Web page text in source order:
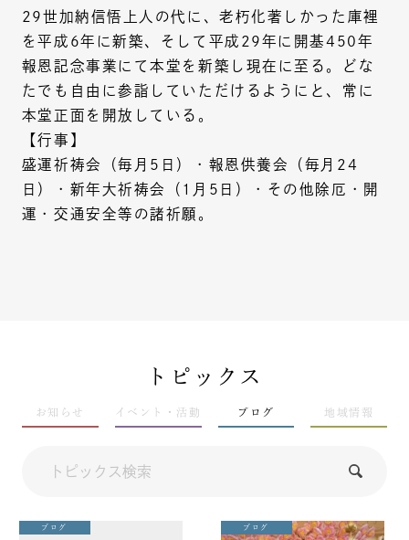
29世加納信悟上人の代に、老朽化著しかった庫裡
を平成6年に新築、そして平成29年に開基450年
報恩記念事業にて本堂を新築し現在に至る。どな
たでも自由に参詣していただけるようにと、常に
本堂正面を開放している。
【行事】
盛運祈祷会（毎月5日）・報恩供養会（毎月24
日）・新年大祈祷会（1月5日）・その他除厄・開
運・交通安全等の諸祈願。
トピックス
お知らせ イベント・活動 ブログ 地域情報
ブログ ブログ